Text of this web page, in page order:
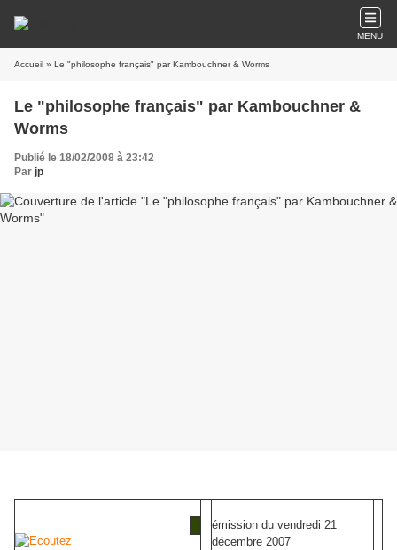
MENU
Accueil » Le "philosophe français" par Kambouchner & Worms
Le "philosophe français" par Kambouchner &
Worms
Publié le 18/02/2008 à 23:42
Par jp
émission du vendredi 21
décembre 2007